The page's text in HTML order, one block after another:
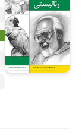
کتاب‌های صوتی
کتاب‌های متنی